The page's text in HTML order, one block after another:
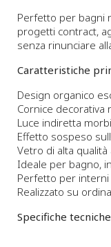
Perfetto per bagni
progetti contract,
senza rinunciare
Caratteristiche
Design organico
Cornice decorativa
Luce indiretta
Effetto sospeso
Vetro di alta
Ideale per bagno,
Perfetto per
Realizzato su
Specifiche